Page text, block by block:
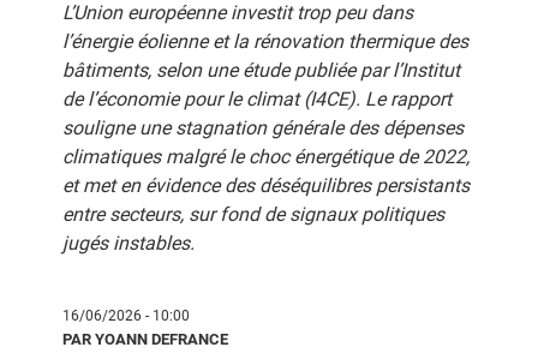
L’Union européenne investit trop peu dans
l’énergie éolienne et la rénovation thermique des
bâtiments, selon une étude publiée par l’Institut
de l’économie pour le climat (I4CE). Le rapport
souligne une stagnation générale des dépenses
climatiques malgré le choc énergétique de 2022,
et met en évidence des déséquilibres persistants
entre secteurs, sur fond de signaux politiques
jugés instables.
16/06/2026 - 10:00
PAR YOANN DEFRANCE